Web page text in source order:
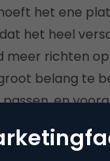
het ene
het heel
meer richten
belang te
en